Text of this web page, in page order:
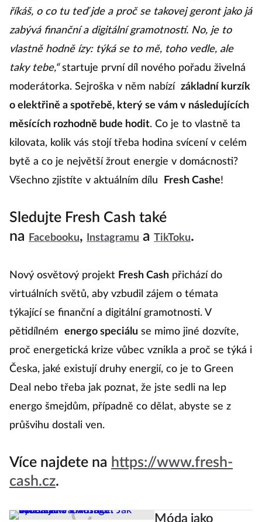
říkáš, o co tu teď jde a proč se takovej geront jako já
zabývá finanční a digitální gramotností. No, je to
vlastně hodně ízy: týká se to mě, toho vedle, ale
taky tebe,“startuje první díl nového pořadu živelná
moderátorka. Sejroška v něm nabízí základní kurzík
o elektřině a spotřebě, který se vám v následujících
měsících rozhodně bude hodit. Co je to vlastně ta
kilovata, kolik vás stojí třeba hodina svícení v celém
bytě a co je největší žrout energie v domácnosti?
Všechno zjistíte v aktuálním dílu
Fresh Cashe!
Sledujte Fresh Cash také
na
Facebooku, Instagramu a TikToku.
Nový osvětový projekt Fresh Cash přichází do
virtuálních světů, aby vzbudil zájem o témata
týkající se finanční a digitální gramotnosti. V
pětidílném
energo speciálu se mimo jiné dozvíte,
proč energetická krize vůbec vznikla a proč se týká i
Česka, jaké existují druhy energií, co je to Green
Deal nebo třeba jak poznat, že jste sedli na lep
energo šmejdům, případně co dělat, abyste se z
průšvihu dostali ven.
Více najdete na https://www.fresh-
cash.cz.
Móda jako